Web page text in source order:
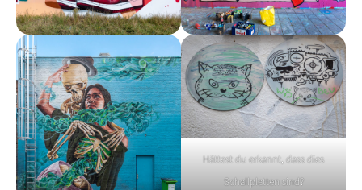
Hättest du erkannt, dass dies
Schallplatten sind?